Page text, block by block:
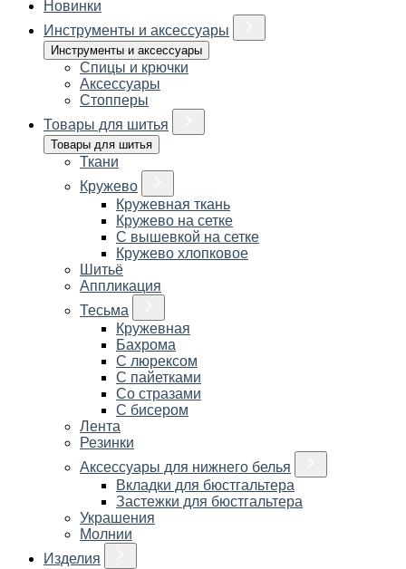
Новинки
Инструменты и аксессуары
Инструменты и аксессуары
Спицы и крючки
Аксессуары
Стопперы
Товары для шитья
Товары для шитья
Ткани
Кружево
Кружевная ткань
Кружево на сетке
С вышевкой на сетке
Кружево хлопковое
Шитьё
Аппликация
Тесьма
Кружевная
Бахрома
С люрексом
С пайетками
Со стразами
С бисером
Лента
Резинки
Аксессуары для нижнего белья
Вкладки для бюстгальтера
Застежки для бюстгальтера
Украшения
Молнии
Изделия